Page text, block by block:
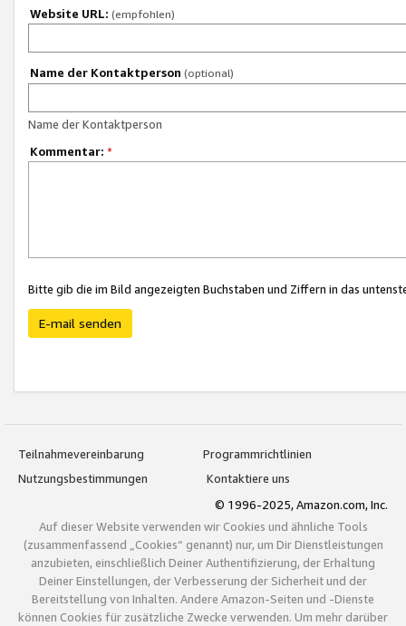
Website URL: (empfohlen)
Name der Kontaktperson (optional)
Name der Kontaktperson
Kommentar: *
Bitte gib die im Bild angezeigten Buchstaben und Ziffern in das
E-mail senden
Teilnahmevereinbarung
Programmrichtlinien
Nutzungsbestimmungen
Kontaktiere uns
© 1996-2025, Amazon.com, Inc.
Auf dieser Website verwenden wir Cookies und ähnliche Tools
(zusammenfassend „Cookies“ genannt) nur, um Dir Dienstleistungen
anzubieten, einschließlich Deiner Authentifizierung, der Erhaltung
Deiner Einstellungen, der Verbesserung der Sicherheit und der
Bereitstellung von Inhalten. Andere Amazon-Seiten und -Dienste
können Cookies für zusätzliche Zwecke verwenden. Um mehr darüber